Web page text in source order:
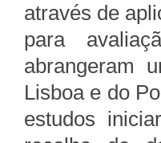
através de
para
abrangeram
Lisboa e do
estudos